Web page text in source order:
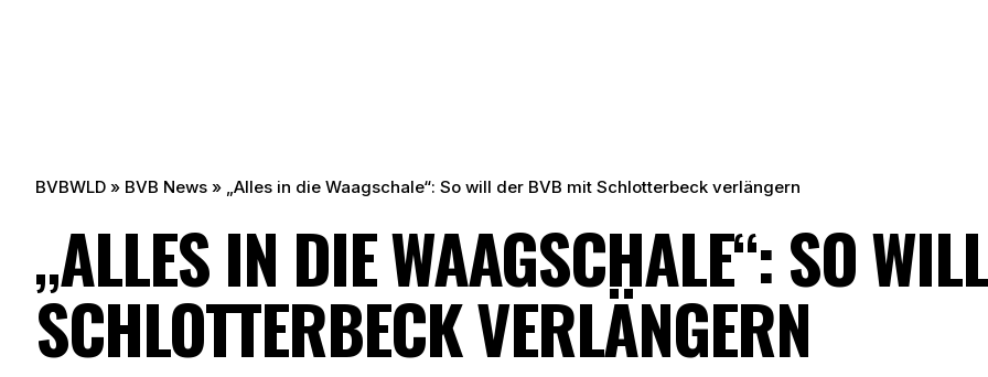
BVBWLD » BVB News » „Alles in die Waagschale“: So will der BVB mit Schlotterbeck verlängern
„ALLES IN DIE WAAGSCHALE“: SO
SCHLOTTERBECK VERLÄNGERN